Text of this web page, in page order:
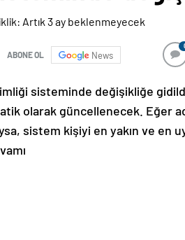
ABONE OL News
sisteminde değişikliğe
olarak güncellenecek. Eğer
sistem kişiyi en yakın ve en